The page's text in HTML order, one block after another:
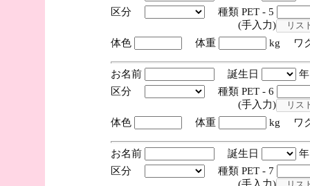
区分
種類 PET - 5
(手入力)
体色
体重 kg ワ
お名前 誕生日
区分
種類 PET - 6
(手入力)
体色
体重 kg ワ
お名前 誕生日
区分
種類 PET - 7